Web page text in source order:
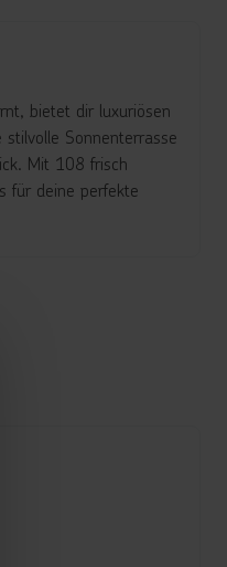
bietet dir luxuriösen
Sonnenterrasse
Mit 108 frisch
für deine perfekte